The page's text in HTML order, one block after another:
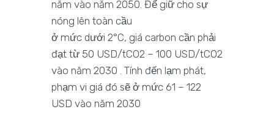
năm vào năm 2050. Để giữ cho sự
nóng lên toàn cầu
ở mức dưới 2°C, giá carbon cần phải
đạt từ 50 USD/tCO2 – 100 USD/tCO2
vào năm 2030 . Tính đến lạm phát,
phạm vi giá đó sẽ ở mức 61 – 122
USD vào năm 2030